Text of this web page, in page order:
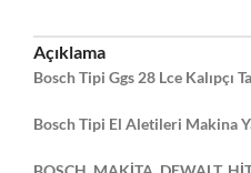
Açıklama
Bosch Tipi Ggs 28 Lce Kalıpçı
Bosch Tipi El Aletileri Makina